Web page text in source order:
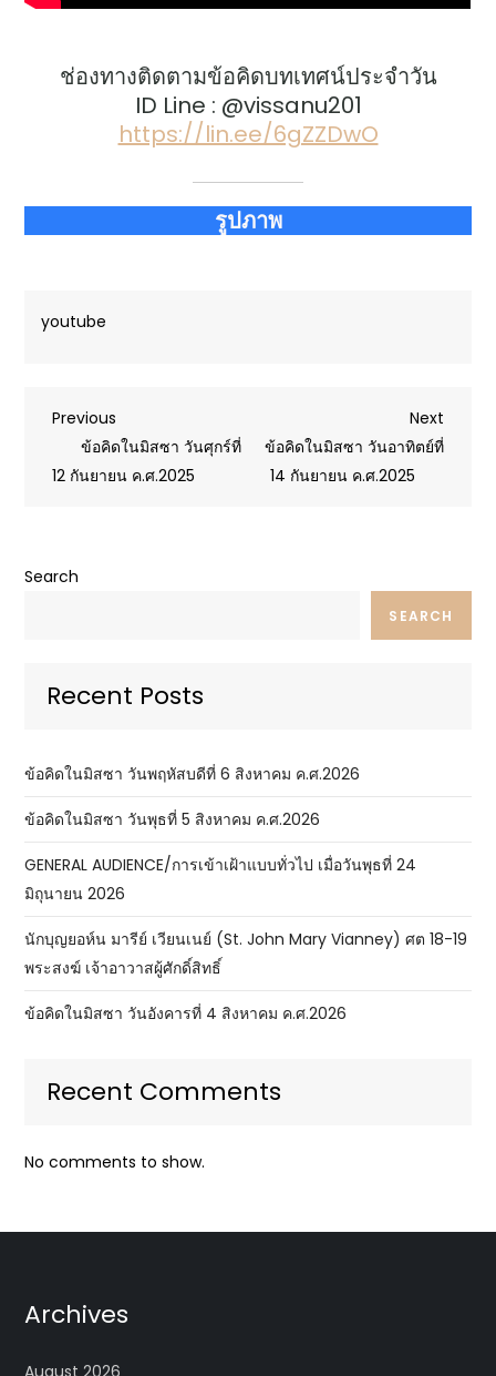
ช่องทางติดตามข้อคิดบทเทศน์ประจำวัน
ID Line : @vissanu201
https://lin.ee/6gZZDwO
รูปภาพ
youtube
Post
navigation
Previous
Post
Previous
ข้อคิดในมิสซา วันศุกร์ที่
12 กันยายน ค.ศ.2025
Next
Post
Next
ข้อคิดในมิสซา วันอาทิตย์ที่
14 กันยายน ค.ศ.2025
Search
SEARCH
Recent Posts
ข้อคิดในมิสซา วันพฤหัสบดีที่ 6 สิงหาคม ค.ศ.2026
ข้อคิดในมิสซา วันพุธที่ 5 สิงหาคม ค.ศ.2026
GENERAL AUDIENCE/การเข้าเฝ้าแบบทั่วไป เมื่อวันพุธที่ 24
มิถุนายน 2026
นักบุญยอห์น มารีย์ เวียนเนย์ (St. John Mary Vianney) ศต 18-19
พระสงฆ์ เจ้าอาวาสผู้ศักดิ์สิทธิ์
ข้อคิดในมิสซา วันอังคารที่ 4 สิงหาคม ค.ศ.2026
Recent Comments
No comments to show.
Archives
August 2026